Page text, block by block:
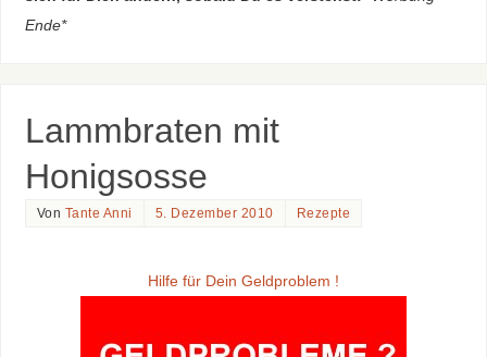
Ende*
Lammbraten mit
Honigsosse
Von Tante Anni 5. Dezember 2010 Rezepte
Hilfe für Dein Geldproblem !